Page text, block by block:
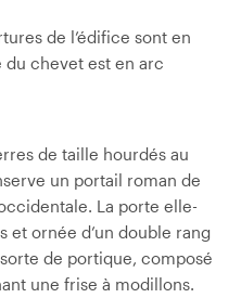
de l’édifice sont en
chevet est en arc
de taille hourdés au
un portail roman de
La porte elle-
et ornée d’un double rang
de portique, composé
une frise à modillons.